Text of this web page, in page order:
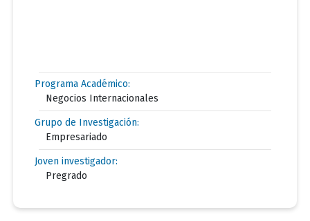
Programa Académico:
Negocios Internacionales
Grupo de Investigación:
Empresariado
Joven investigador:
Pregrado